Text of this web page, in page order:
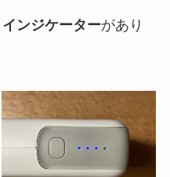
インジケーターがあり